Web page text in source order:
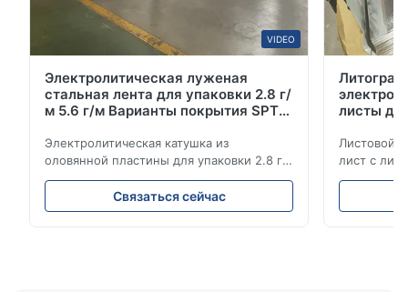
VIDEO
Электролитическая луженая
стальная лента для упаковки 2.8 г/
м 5.6 г/м Варианты покрытия SPTE
Электролитическая катушка из
оловянной пластины для упаковки 2.8 г/
м 5.6 г/м варианты покрытия SPTE TFS
Электролитическая катушка из
оловянной пластины для упаковки -
Связаться сейчас
листы
Листовой
лист с